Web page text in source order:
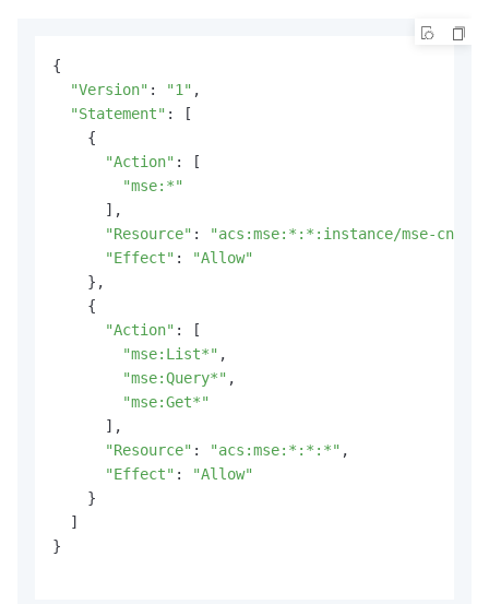
{
"Version" : "1" ,
"Statement" : [
    {
"Action" : [
"mse:*"
      ],
"Resource" :
"acs:mse:*:*:instance/mse-cn-
"Effect" :
"Allow"
    },
    {
"Action" : [
"mse:List*" ,
"mse:Query*" ,
"mse:Get*"
      ],
"Resource" : "acs:mse:*:*:*" ,
"Effect" :
"Allow"
    }
  ]
}